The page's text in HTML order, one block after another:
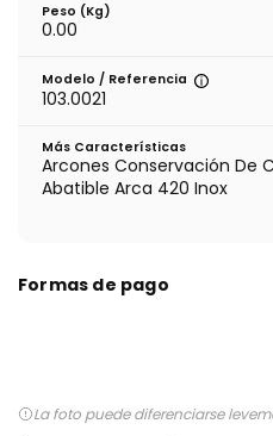
Peso (kg)
0.00
Modelo / Referencia
103.0021
Más Características
Arcones Conservación De
Abatible Arca 420 Inox
Formas de pago
La foto puede diferenciarse